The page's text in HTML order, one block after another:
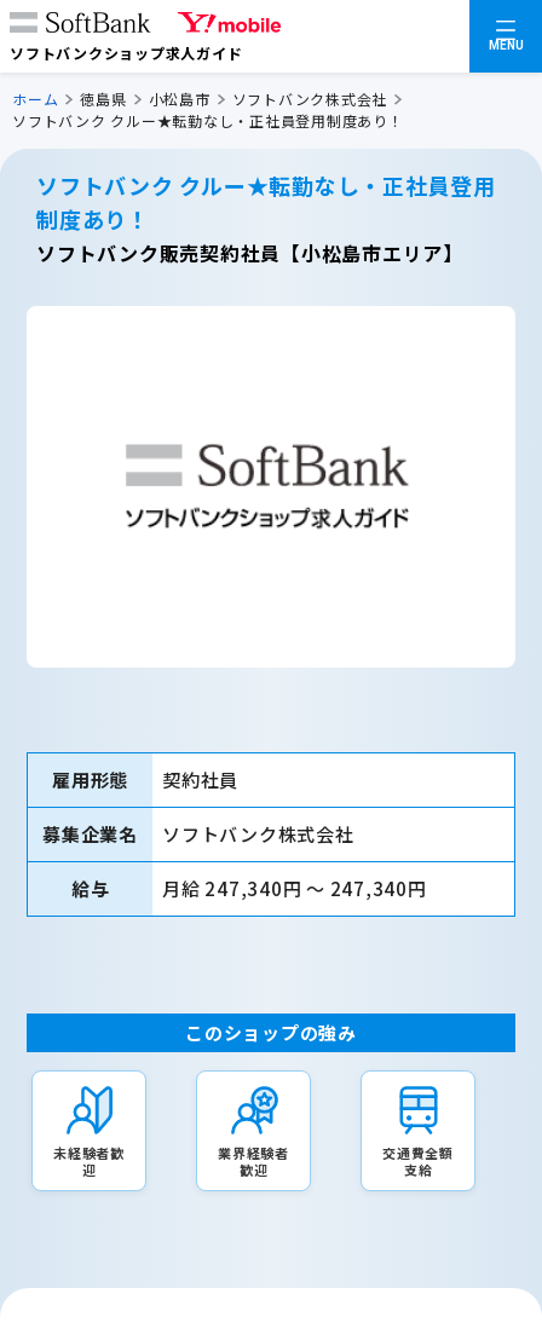
ソフトバンクショップ求人ガイド MENU
ホーム 徳島県 小松島市
ソフトバンク株式会社
ソフトバンク クルー★転勤なし・正社員登用制度あり！
ソフトバンク クルー★転勤なし・正社員登用
制度あり！
ソフトバンク販売契約社員【小松島市エリア】
雇用形態 契約社員
募集企業名 ソフトバンク株式会社
給与 月給 247,340円 〜 247,340円
このショップの強み
未経験者歓
迎
業界経験者
歓迎
交通費全額
支給